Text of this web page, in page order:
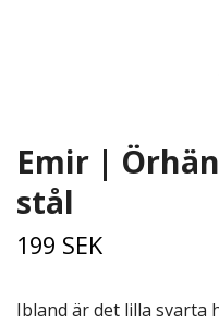
Emir |
stål
199 SEK
Ibland är det lilla svarta